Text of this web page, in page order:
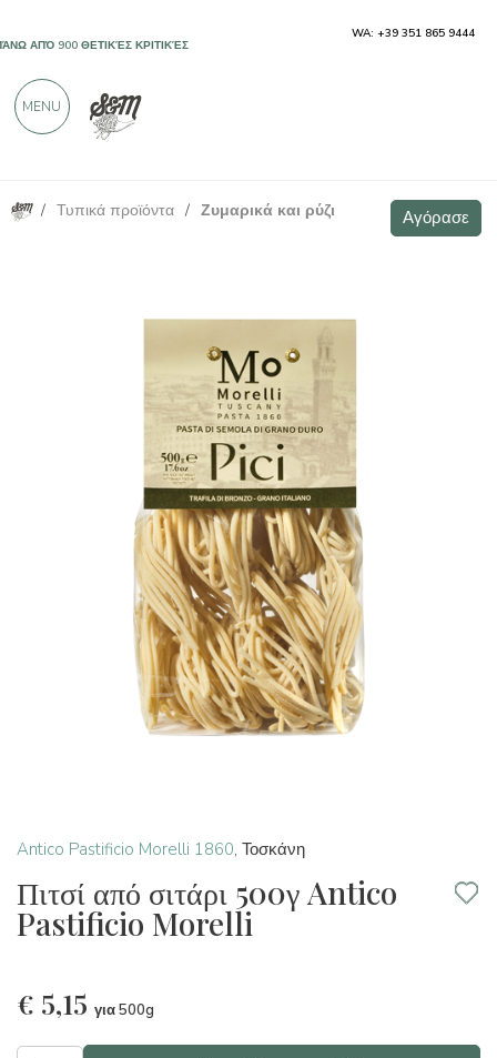
/ Τυπικά προϊόντα / Ζυμαρικά και ρύζι Αγόρασε
Antico Pastificio Morelli 1860, Τοσκάνη
Πιτσί από σιτάρι 500γ Antico
Pastificio Morelli
€ 5,15 για 500g
Πιτσί από σιτάρι 500γ Antico Pastificio Morelli Αγόρασε
WA: +39 351 865 9444
MENU